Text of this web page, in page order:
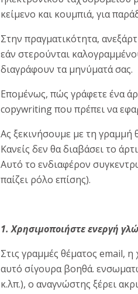
κείμενο και κουμπιά, για
Στην πραγματικότητα,
εάν στερούνται
διαγράφουν τα μηνύματά σας.
Επομένως, πώς γράφετε ένα
copywriting που πρέπει να
Ας ξεκινήσουμε με τη γραμμή
Κανείς δεν θα διαβάσει το
Αυτό το ενδιαφέρον
παίζει ρόλο επίσης).
1. Χρησιμοποιήστε ενεργή
Στις γραμμές θέματος email,
αυτό σίγουρα βοηθά.
κ.λπ.), ο αναγνώστης ξέρει